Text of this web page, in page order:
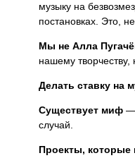
музыку на
постановках. Это,
Мы не Алла
нашему
Делать ставку на
Существует миф —
случай.
Проекты, которые